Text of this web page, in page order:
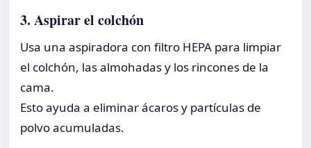
3. Aspirar el colchón
Usa una aspiradora con filtro HEPA para limpiar
el colchón, las almohadas y los rincones de la
cama.
Esto ayuda a eliminar ácaros y partículas de
polvo acumuladas.